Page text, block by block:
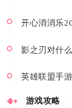
开心消消乐
影之刃对什
游戏攻略